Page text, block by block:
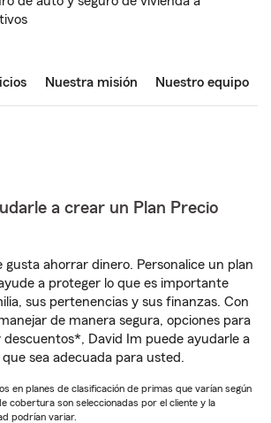
Nuestra misión Nuestro equipo
a crear un Plan Precio
gusta ahorrar dinero. Personalice un plan
a proteger lo que es importante
sus pertenencias y sus finanzas. Con
de manera segura, opciones para
descuentos*, David Im puede ayudarle a
sea adecuada para usted.
en planes de clasificación de primas que varían según
cobertura son seleccionadas por el cliente y la
podrían variar.